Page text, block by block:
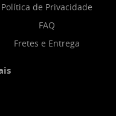
Política de Privacidade
FAQ
Fretes e Entrega